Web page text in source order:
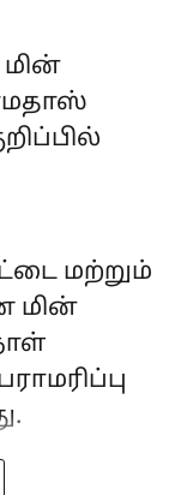
மற்றும்
மின்